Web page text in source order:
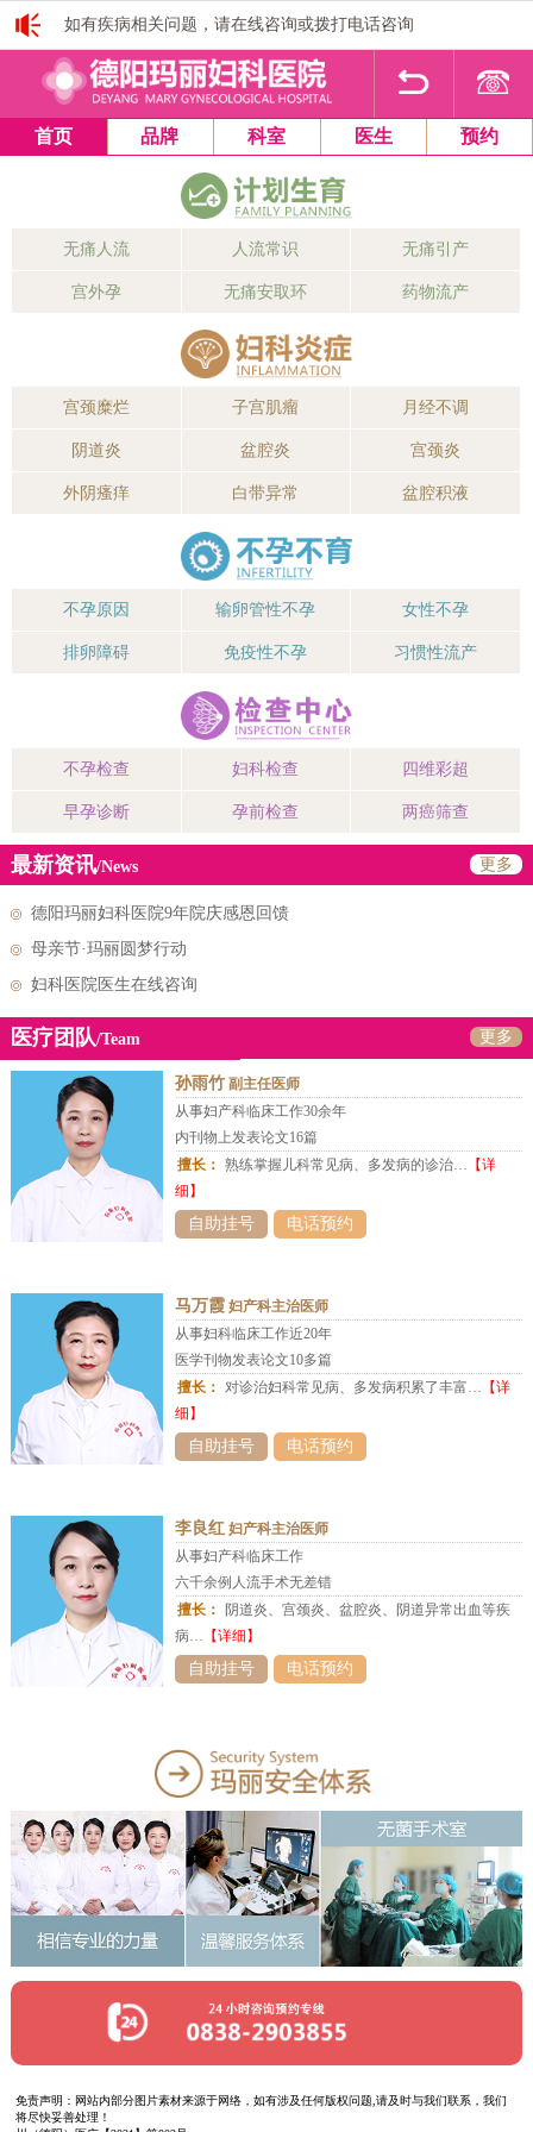
如有疾病相关问题，请在线咨询或拨打电话咨询
1 2 3 4
首页 品牌 科室 医生 预约
无痛人流 人流常识 无痛引产
宫外孕 无痛安取环 药物流产
宫颈糜烂 子宫肌瘤 月经不调
阴道炎 盆腔炎 宫颈炎
外阴瘙痒 白带异常 盆腔积液
不孕原因 输卵管性不孕 女性不孕
排卵障碍 免疫性不孕 习惯性流产
不孕检查 妇科检查 四维彩超
早孕诊断 孕前检查 两癌筛查
最新资讯/News 更多
德阳玛丽妇科医院9年院庆感恩回馈
母亲节·玛丽圆梦行动
妇科医院医生在线咨询
医疗团队/Team 更多
孙雨竹副主任医师
从事妇产科临床工作30余年
内刊物上发表论文16篇
擅长： 熟练掌握儿科常见病、多发病的诊治… 【详
细】
自助挂号 电话预约
马万霞妇产科主治医师
从事妇科临床工作近20年
医学刊物发表论文10多篇
擅长： 对诊治妇科常见病、多发病积累了丰富… 【详
细】
自助挂号 电话预约
李良红妇产科主治医师
从事妇产科临床工作
六千余例人流手术无差错
擅长：
阴道炎、宫颈炎、盆腔炎、阴道异常出血等疾
病… 【详细】
自助挂号 电话预约
免责声明：网站内部分图片素材来源于网络，如有涉及任何版权问题,请及时与我们联系，我们
将尽快妥善处理！